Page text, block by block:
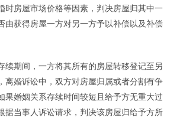
时房屋市场价格等因素，判决房屋归其中一
由获得房屋一方对另一方予以补偿以及补偿
续期间，一方将其所有的房屋转移登记至另
离婚诉讼中，双方对房屋归属或者分割有争
果婚姻关系存续时间较短且给予方无重大过
据当事人诉讼请求，判决该房屋归给予方所